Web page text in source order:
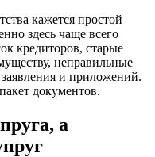
кажется простой
здесь чаще всего
кредиторов, старые
неправильные
заявления и приложений.
документов.
а